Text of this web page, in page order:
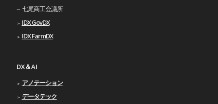
七尾商工会議所
IDX GovDX
IDX FarmDX
DX＆AI
アノテーション
データテック